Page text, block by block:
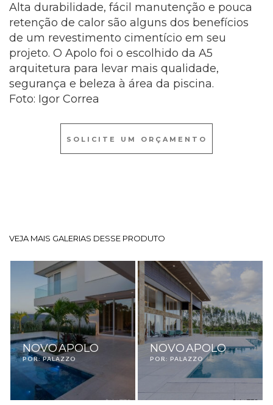
Alta durabilidade, fácil manutenção e pouca
retenção de calor são alguns dos benefícios
de um revestimento cimentício em seu
projeto. O Apolo foi o escolhido da A5
arquitetura para levar mais qualidade,
segurança e beleza à área da piscina.
Foto: Igor Correa
SOLICITE UM ORÇAMENTO
VEJA MAIS GALERIAS DESSE PRODUTO
NOVO APOLO
POR: PALAZZO
NOVO APOLO
POR: PALAZZO